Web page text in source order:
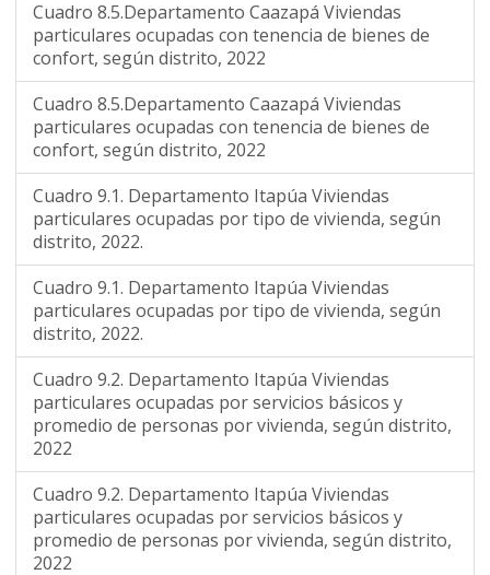
Cuadro 8.5.Departamento Caazapá Viviendas
particulares ocupadas con tenencia de bienes de
confort, según distrito, 2022
Cuadro 8.5.Departamento Caazapá Viviendas
particulares ocupadas con tenencia de bienes de
confort, según distrito, 2022
Cuadro 9.1. Departamento Itapúa Viviendas
particulares ocupadas por tipo de vivienda, según
distrito, 2022.
Cuadro 9.1. Departamento Itapúa Viviendas
particulares ocupadas por tipo de vivienda, según
distrito, 2022.
Cuadro 9.2. Departamento Itapúa Viviendas
particulares ocupadas por servicios básicos y
promedio de personas por vivienda, según distrito,
2022
Cuadro 9.2. Departamento Itapúa Viviendas
particulares ocupadas por servicios básicos y
promedio de personas por vivienda, según distrito,
2022